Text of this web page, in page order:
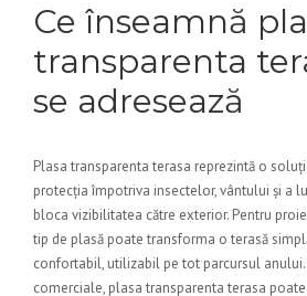
Ce înseamnă
transparenta
se adresează
Plasa transparenta terasa reprezintă o
protecția împotriva insectelor, vântului și a
bloca vizibilitatea către exterior. Pentru
tip de plasă poate transforma o terasă
confortabil, utilizabil pe tot parcursul
comerciale, plasa transparenta terasa